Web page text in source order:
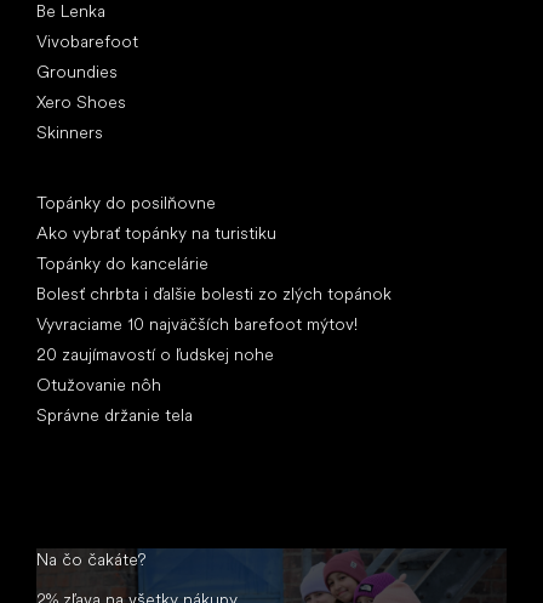
Be Lenka
Vivobarefoot
Groundies
Xero Shoes
Skinners
Topánky do posilňovne
Ako vybrať topánky na turistiku
Topánky do kancelárie
Bolesť chrbta i ďalšie bolesti zo zlých topánok
Vyvraciame 10 najväčších barefoot mýtov!
20 zaujímavostí o ľudskej nohe
Otužovanie nôh
Správne držanie tela
Na čo čakáte?